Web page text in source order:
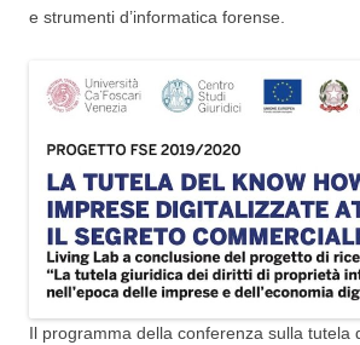
e strumenti d’informatica forense.
Il programma della conferenza sulla tutela